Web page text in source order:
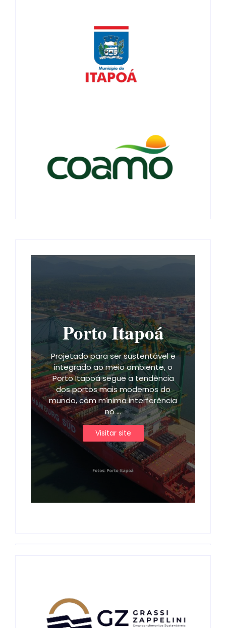
Porto Itapoá
Projetado para ser sustentável e
integrado ao meio ambiente, o
Porto Itapoá segue a tendência
dos portos mais modernos do
mundo, com mínima interferência
no ...
Visitar site